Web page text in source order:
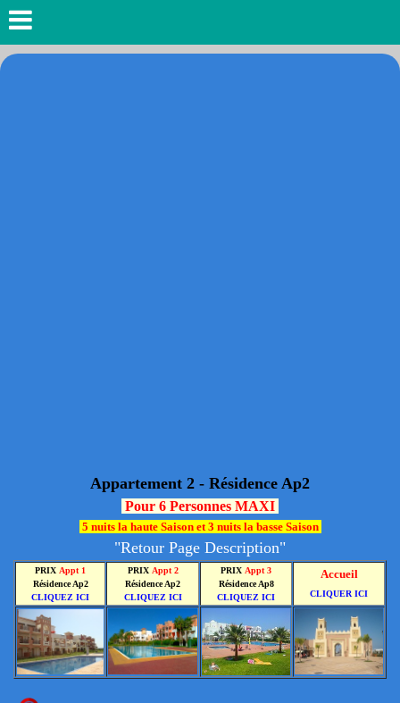
Appartement 2 - Résidence Ap2
Pour 6 Personnes MAXI
5 nuits la haute Saison et 3 nuits la basse Saison
"Retour Page Description"
PRIX Appt 1
Résidence Ap2
CLIQUEZ ICI
PRIX Appt 2
Résidence Ap2
CLIQUEZ ICI
PRIX Appt 3
Résidence Ap8
CLIQUEZ ICI
Accueil
CLIQUER ICI